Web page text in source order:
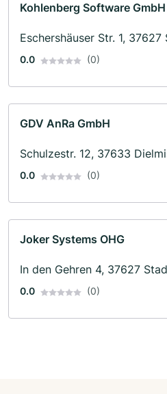
Kohlenberg Software GmbH
Eschershäuser Str. 1,
0.0 (0)
GDV AnRa GmbH
Schulzestr. 12, 37633
0.0 (0)
Joker Systems OHG
In den Gehren 4, 37627
0.0 (0)